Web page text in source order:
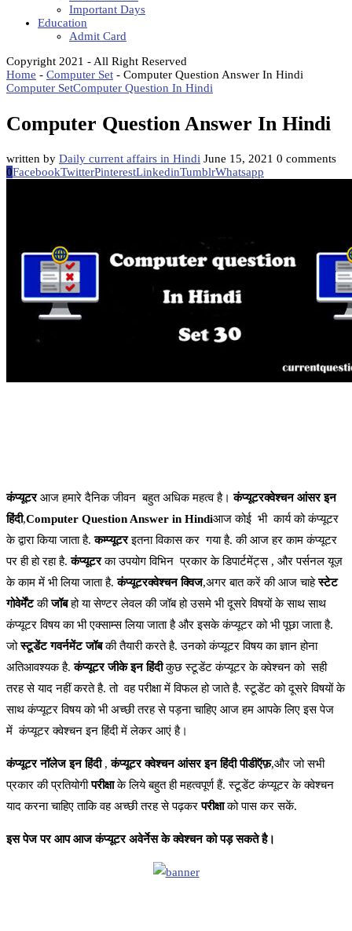
Important Days
Education
Admit Card
Copyright 2021 - All Right Reserved
Home - Computer Set - Computer Question Answer In Hindi
Computer SetComputer Question In Hindi
Computer Question Answer In Hindi
written by Daily current affairs in Hindi June 15, 2021 0 comments
0FacebookTwitterPinterestLinkedinTumblrWhatsapp
कंप्यूटरआज हमारे दैनिक जीवन बहुत अधिक महत्व है। कंप्यूटरक्वेश्चन आंसर इन
हिंदी,Computer Question Answer in Hindiआज कोई भी कार्य को कंप्यूटर
के द्वारा किया जाता है.कम्प्यूटरइतना विकास कर गया है. की आज हर काम कंप्यूटर
पर ही हो रहा है.कंप्यूटरका उपयोग विभिन प्रकार के डिपार्टमेंट्स , और पर्सनल यूज़
के काम में भी लिया जाता है.कंप्यूटरक्वेश्चन क्विज,अगर बात करें की आज चाहेस्टेट
गोवेर्मेंटकीजॉबहो या सेण्टर लेवल की जॉब हो उसमे भी दूसरे विषयों के साथ साथ
कंप्यूटर विषय का भी एक्साम्स लिया जाता है और इसके कंप्यूटर को भी पूछा जाता है.
जोस्टूडेंट गवर्नमेंट जॉबकी तैयारी करते है. उनको कंप्यूटर विषय का ज्ञान होना
अतिआवश्यक है. कंप्यूटर जीके इन हिंदीकुछ स्टूडेंट कंप्यूटर के क्वेश्चन को सही
तरह से याद नहीं करते है. तो वह परीक्षा में विफल हो जाते है. स्टूडेंट को दूसरे विषयों के
साथ कंप्यूटर विषय को भी अच्छी तरह से पड़ना चाहिए आज हम आपके लिए इस पेज
में कंप्यूटर क्वेश्चन इन हिंदी में लेकर आएं है।
कंप्यूटरनॉलेजइनहिंदी,कंप्यूटरक्वेश्चनआंसरइनहिंदीपीडीऍफ़,और जो सभी
प्रकार की प्रतियोगीपरीक्षाके लिये बहुत ही महत्वपूर्ण हैं. स्टूडेंट कंप्यूटर के क्वेश्चन
याद करना चाहिए ताकि वह अच्छी तरह से पढ़करपरीक्षाको पास कर सकें.
इस पेज पर आप आज कंप्यूटर अवेर्नेस के क्वेश्चन को पड़ सकते है।